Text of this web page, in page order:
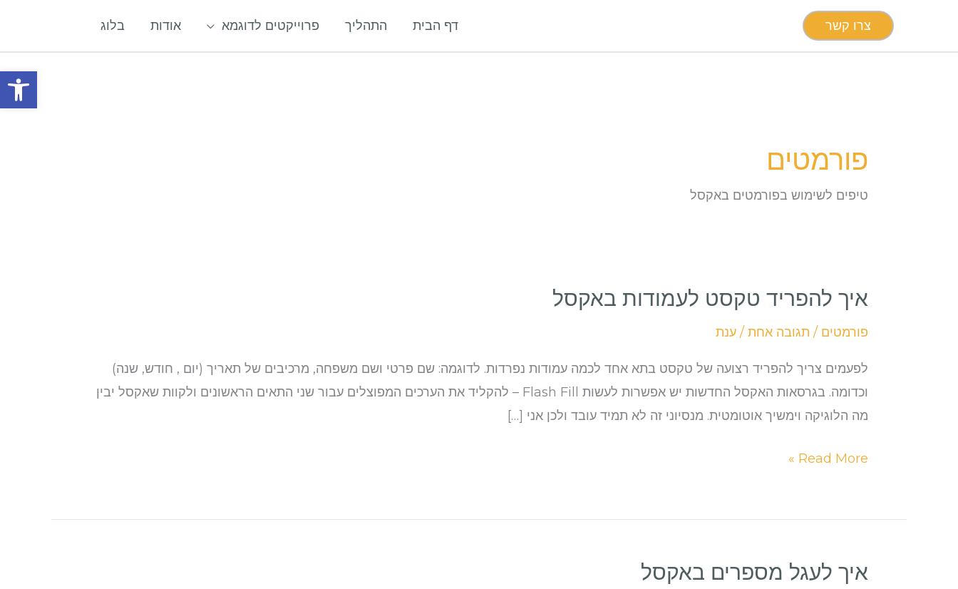
פתח
דף הבית התהליך פרוייקטים לדוגמא אודות בלוג צרו קשר
פורמטים
טיפים לשימוש בפורמטים באקסל
איך להפריד טקסט לעמודות באקסל
פורמטים / תגובה אחת / ענת
לפעמים צריך להפריד רצועה של טקסט בתא אחד לכמה עמודות נפרדות. לדוגמה: שם פרטי ושם משפחה, מרכיבים של תאריך (יום , חודש, שנה)
וכדומה. בגרסאות האקסל החדשות יש אפשרות לעשות Flash Fill – להקליד את הערכים המפוצלים עבור שני התאים הראשונים ולקוות שאקסל יבין
מה הלוגיקה וימשיך אוטומטית. מנסיוני זה לא תמיד עובד ולכן אני […]
איך
לעמודות
באקסל
Read More »
איך לעגל מספרים באקסל
איך